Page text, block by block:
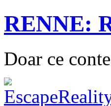
RENNE:
Doar ce